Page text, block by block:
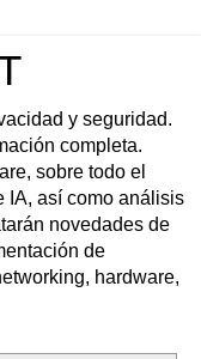
y seguridad.
completa.
sobre todo el
IA, así como análisis
novedades de
de
hardware,